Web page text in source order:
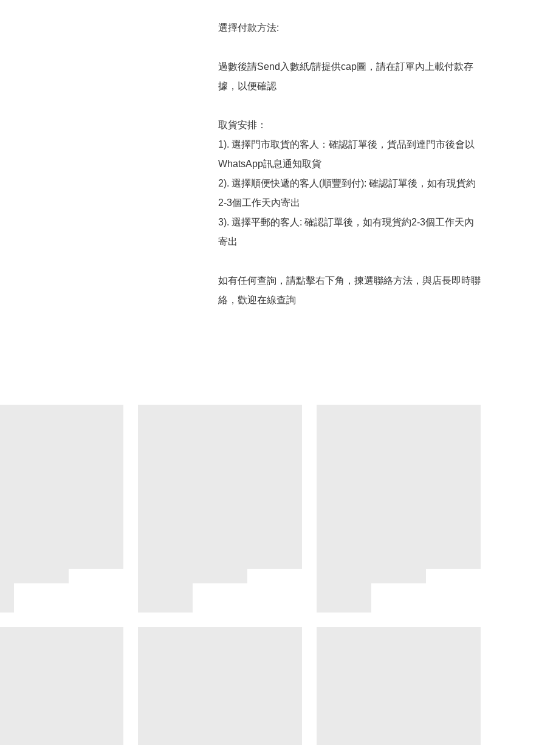
選擇付款方法:
過數後請Send入數紙/請提供cap圖，請在訂單內上載付款存
據，以便確認
取貨安排：
1). 選擇門市取貨的客人：確認訂單後，貨品到達門市後會以
WhatsApp訊息通知取貨
2). 選擇順便快遞的客人(順豐到付): 確認訂單後，如有現貨約
2-3個工作天內寄出
3). 選擇平郵的客人: 確認訂單後，如有現貨約2-3個工作天內
寄出
如有任何查詢，請點擊右下角，揀選聯絡方法，與店長即時聯
絡，歡迎在線查詢